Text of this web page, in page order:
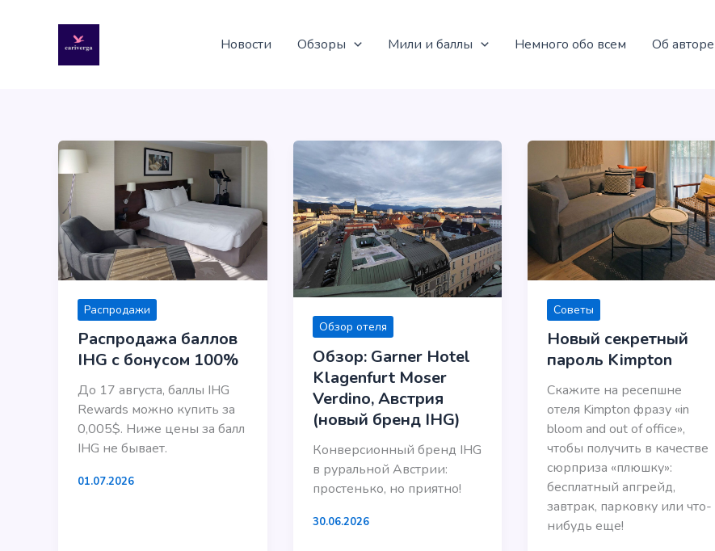
содержимому
Новости Обзоры Мили и баллы Немного обо всем Об авторе
Распродажи
Распродажа баллов
IHG с бонусом 100%
До 17 августа, баллы IHG
Rewards можно купить за
0,005$. Ниже цены за балл
IHG не бывает.
01.07.2026
Обзор отеля
Обзор: Garner Hotel
Klagenfurt Moser
Verdino, Австрия
(новый бренд IHG)
Конверсионный бренд IHG
в руральной Австрии:
простенько, но приятно!
30.06.2026
Советы
Новый секретный
пароль Kimpton
Скажите на ресепшне
отеля Kimpton фразу «in
bloom and out of office»,
чтобы получить в качестве
сюрприза «плюшку»:
бесплатный апгрейд,
завтрак, парковку или что-
нибудь еще!